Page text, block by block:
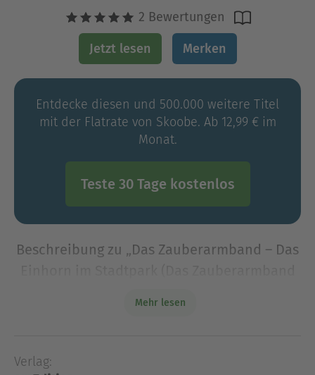
2 Bewertungen
Jetzt lesen Merken
Entdecke diesen und 500.000 weitere Titel
mit der Flatrate von Skoobe. Ab 12,99 € im
Monat.
Teste 30 Tage kostenlos
Beschreibung zu „Das Zauberarmband – Das
Grundschülerinnen ab der 2. Klasse. Die
spannenden Abenteuer um Evies Zauberarmband
Mehr lesen
Verlag: